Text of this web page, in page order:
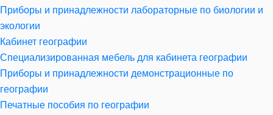
Приборы и принадлежности лабораторные по биологии и
экологии
Кабинет географии
Специализированная мебель для кабинета географии
Приборы и принадлежности демонстрационные по
географии
Печатные пособия по географии